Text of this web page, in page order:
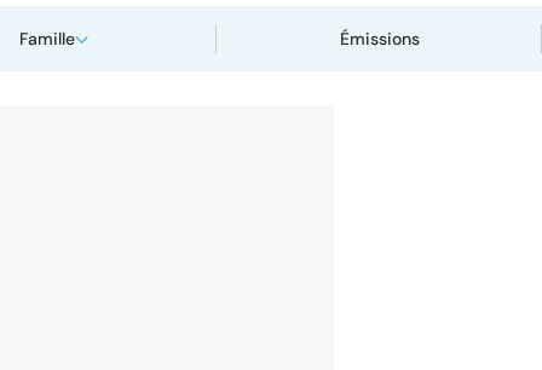
Famille Émissions